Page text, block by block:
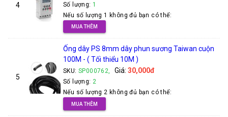
4 Số lượng: 1
Nếu số lượng 1 không đủ bạn có thể:
MUA THÊM
5
Ống dây PS 8mm dây phun sương Taiwan cuộn
100M - ( Tối thiểu 10M )
SKU: SP000762, Giá: 30,000đ
Số lượng: 2
Nếu số lượng 2 không đủ bạn có thể:
MUA THÊM